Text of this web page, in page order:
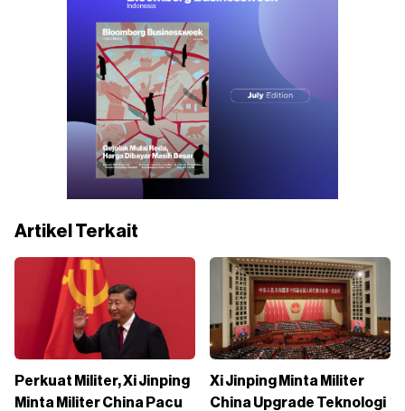
Artikel Terkait
Perkuat Militer, Xi Jinping
Minta Militer China Pacu
Xi Jinping Minta Militer
China Upgrade Teknologi